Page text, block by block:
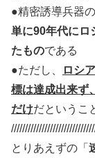
●精密誘導兵器
単に90年代にロ
たものである
●ただし、
ロシ
標は達成出来ず
だけだというこ
とりあえずの「